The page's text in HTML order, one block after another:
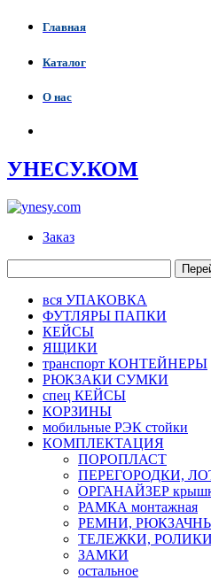
Главная
Каталог
О нас
+7 (926)
УНЕСУ.КОМ
Заказ
вся УПАКОВКА
ФУТЛЯРЫ ПАПКИ
КЕЙСЫ
ЯЩИКИ
транспорт КОНТЕЙНЕРЫ
РЮКЗАКИ СУМКИ
спец КЕЙСЫ
КОРЗИНЫ
мобильные РЭК стойки
КОМПЛЕКТАЦИЯ
ПОРОПЛАСТ
ПЕРЕГОРОДКИ,
ОРГАНАЙЗЕР
РАМКА монтажная
РЕМНИ,
ТЕЛЕЖКИ,
ЗАМКИ
остальное